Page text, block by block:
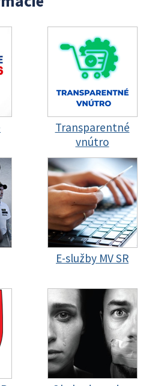
Transparentné
vnútro
E-služby MV SR